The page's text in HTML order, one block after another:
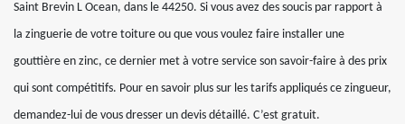
Saint Brevin L Ocean, dans le 44250. Si vous avez des soucis par rapport à
la zinguerie de votre toiture ou que vous voulez faire installer une
gouttière en zinc, ce dernier met à votre service son savoir-faire à des prix
qui sont compétitifs. Pour en savoir plus sur les tarifs appliqués ce zingueur,
demandez-lui de vous dresser un devis détaillé. C’est gratuit.